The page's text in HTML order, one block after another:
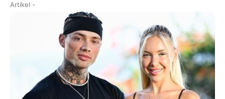
Artikel -